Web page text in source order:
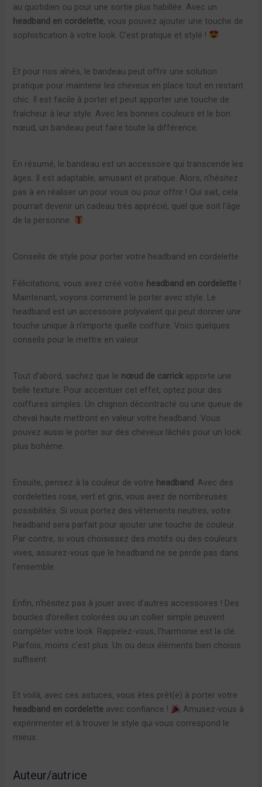
au quotidien ou pour une sortie plus habillée. Avec un
headband en cordelette, vous pouvez ajouter une touche de
sophistication à votre look. C’est pratique et stylé !
Et pour nos aînés, le bandeau peut offrir une solution
pratique pour maintenir les cheveux en place tout en restant
chic. Il est facile à porter et peut apporter une touche de
fraîcheur à leur style. Avec les bonnes couleurs et le bon
nœud, un bandeau peut faire toute la différence.
En résumé, le bandeau est un accessoire qui transcende les
âges. Il est adaptable, amusant et pratique. Alors, n’hésitez
pas à en réaliser un pour vous ou pour offrir ! Qui sait, cela
pourrait devenir un cadeau très apprécié, quel que soit l’âge
de la personne.
Conseils de style pour porter votre headband en cordelette
Félicitations, vous avez créé votre headband en cordelette !
Maintenant, voyons comment le porter avec style. Le
headband est un accessoire polyvalent qui peut donner une
touche unique à n’importe quelle coiffure. Voici quelques
conseils pour le mettre en valeur.
Tout d’abord, sachez que le nœud de carrickapporte une
belle texture. Pour accentuer cet effet, optez pour des
coiffures simples. Un chignon décontracté ou une queue de
cheval haute mettront en valeur votre headband. Vous
pouvez aussi le porter sur des cheveux lâchés pour un look
plus bohème.
Ensuite, pensez à la couleur de votre headband . Avec des
cordelettes rose, vert et gris, vous avez de nombreuses
possibilités. Si vous portez des vêtements neutres, votre
headband sera parfait pour ajouter une touche de couleur.
Par contre, si vous choisissez des motifs ou des couleurs
vives, assurez-vous que le headband ne se perde pas dans
l’ensemble.
Enfin, n’hésitez pas à jouer avec d’autres accessoires ! Des
boucles d’oreilles colorées ou un collier simple peuvent
compléter votre look. Rappelez-vous, l’harmonie est la clé.
Parfois, moins c’est plus. Un ou deux éléments bien choisis
suffisent.
Et voilà, avec ces astuces, vous êtes prêt(e) à porter votre
headband en cordelette avec confiance !
Amusez-vous à
expérimenter et à trouver le style qui vous correspond le
mieux.
Auteur/autrice